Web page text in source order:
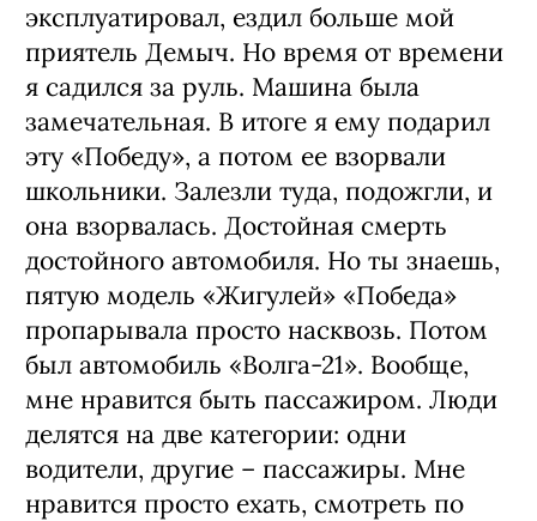
эксплуатировал, ездил больше мой
приятель Демыч. Но время от времени
я садился за руль. Машина была
замечательная. В итоге я ему подарил
эту «Победу», а потом ее взорвали
школьники. Залезли туда, подожгли, и
она взорвалась. Достойная смерть
достойного автомобиля. Но ты знаешь,
пятую модель «Жигулей» «Победа»
пропарывала просто насквозь. Потом
был автомобиль «Волга-21». Вообще,
мне нравится быть пассажиром. Люди
делятся на две категории: одни
водители, другие – пассажиры. Мне
нравится просто ехать, смотреть по